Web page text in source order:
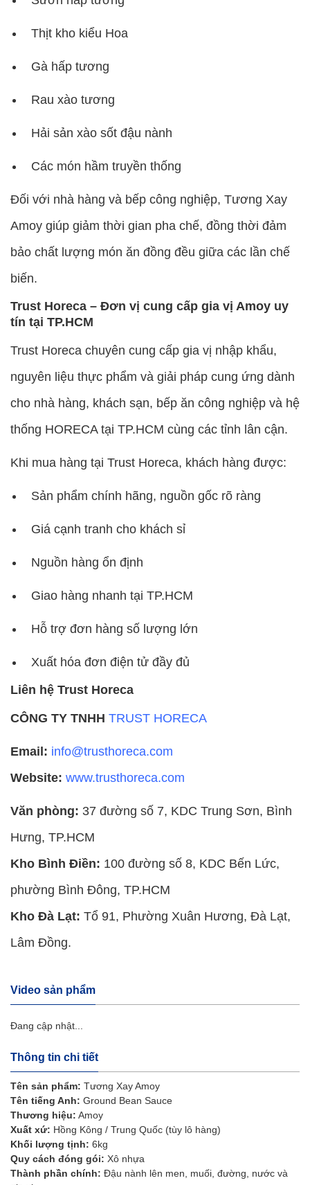
Thịt kho kiểu Hoa
Gà hấp tương
Rau xào tương
Hải sản xào sốt đậu nành
Các món hầm truyền thống
Đối với nhà hàng và bếp công nghiệp, Tương Xay
Amoy giúp giảm thời gian pha chế, đồng thời đảm
bảo chất lượng món ăn đồng đều giữa các lần chế
biến.
Trust Horeca – Đơn vị cung cấp gia vị Amoy uy
tín tại TP.HCM
Trust Horeca chuyên cung cấp gia vị nhập khẩu,
nguyên liệu thực phẩm và giải pháp cung ứng dành
cho nhà hàng, khách sạn, bếp ăn công nghiệp và hệ
thống HORECA tại TP.HCM cùng các tỉnh lân cận.
Khi mua hàng tại Trust Horeca, khách hàng được:
Sản phẩm chính hãng, nguồn gốc rõ ràng
Giá cạnh tranh cho khách sỉ
Nguồn hàng ổn định
Giao hàng nhanh tại TP.HCM
Hỗ trợ đơn hàng số lượng lớn
Xuất hóa đơn điện tử đầy đủ
Liên hệ Trust Horeca
CÔNG TY TNHH TRUST HORECA
Email: info@trusthoreca.com
Website: www.trusthoreca.com
Văn phòng: 37 đường số 7, KDC Trung Sơn, Bình
Hưng, TP.HCM
Kho Bình Điền: 100 đường số 8, KDC Bến Lức,
phường Bình Đông, TP.HCM
Kho Đà Lạt: Tổ 91, Phường Xuân Hương, Đà Lạt,
Lâm Đồng.
Video sản phẩm
Đang cập nhật...
Thông tin chi tiết
Tên sản phẩm: Tương Xay Amoy
Tên tiếng Anh: Ground Bean Sauce
Thương hiệu: Amoy
Xuất xứ: Hồng Kông / Trung Quốc (tùy lô hàng)
Khối lượng tịnh: 6kg
Quy cách đóng gói: Xô nhựa
Thành phần chính: Đậu nành lên men, muối, đường, nước và